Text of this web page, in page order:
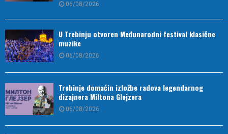
06/08/2026
U Trebinju otvoren Međunarodni festival klasične
muzike
06/08/2026
Trebinje domaćin izložbe radova legendarnog
dizajnera Miltona Glejzera
06/08/2026